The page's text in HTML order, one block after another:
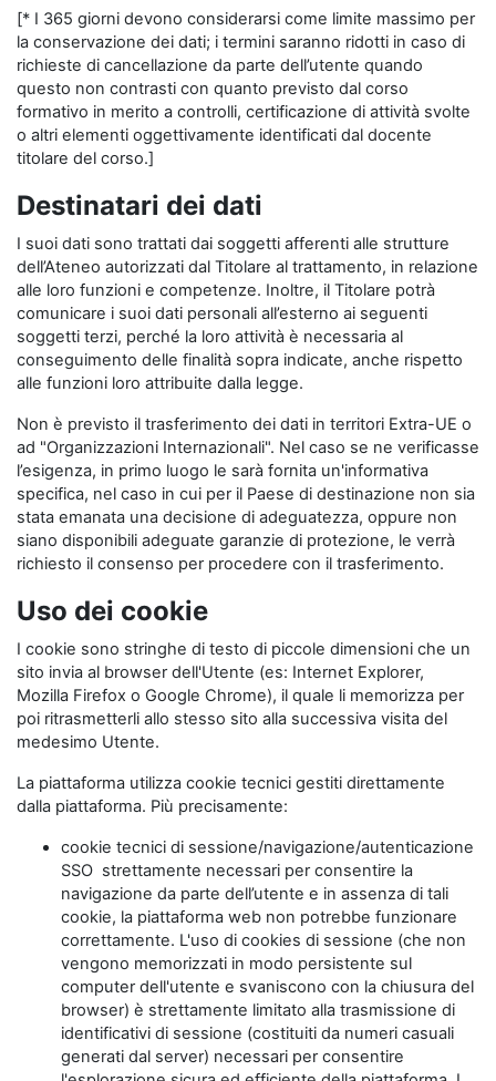
[* I 365 giorni devono considerarsi come limite massimo per
la conservazione dei dati; i termini saranno ridotti in caso di
richieste di cancellazione da parte dell’utente quando
questo non contrasti con quanto previsto dal corso
formativo in merito a controlli, certificazione di attività svolte
o altri elementi oggettivamente identificati dal docente
titolare del corso.]
Destinatari dei dati
I suoi dati sono trattati dai soggetti afferenti alle strutture
dell’Ateneo autorizzati dal Titolare al trattamento, in relazione
alle loro funzioni e competenze. Inoltre, il Titolare potrà
comunicare i suoi dati personali all’esterno ai seguenti
soggetti terzi, perché la loro attività è necessaria al
conseguimento delle finalità sopra indicate, anche rispetto
alle funzioni loro attribuite dalla legge.
Non è previsto il trasferimento dei dati in territori Extra-UE o
ad "Organizzazioni Internazionali". Nel caso se ne verificasse
l’esigenza, in primo luogo le sarà fornita un'informativa
specifica, nel caso in cui per il Paese di destinazione non sia
stata emanata una decisione di adeguatezza, oppure non
siano disponibili adeguate garanzie di protezione, le verrà
richiesto il consenso per procedere con il trasferimento.
Uso dei cookie
I cookie sono stringhe di testo di piccole dimensioni che un
sito invia al browser dell'Utente (es: Internet Explorer,
Mozilla Firefox o Google Chrome), il quale li memorizza per
poi ritrasmetterli allo stesso sito alla successiva visita del
medesimo Utente.
La piattaforma utilizza cookie tecnici gestiti direttamente
dalla piattaforma. Più precisamente:
cookie tecnici di sessione/navigazione/autenticazione
SSO strettamente necessari per consentire la
navigazione da parte dell’utente e in assenza di tali
cookie, la piattaforma web non potrebbe funzionare
correttamente. L'uso di cookies di sessione (che non
vengono memorizzati in modo persistente sul
computer dell'utente e svaniscono con la chiusura del
browser) è strettamente limitato alla trasmissione di
identificativi di sessione (costituiti da numeri casuali
generati dal server) necessari per consentire